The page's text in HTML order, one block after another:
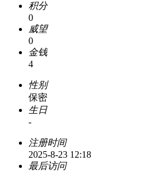
积分
0
威望
0
金钱
4
性别
保密
生日
-
注册时间
2025-8-23 12:18
最后访问